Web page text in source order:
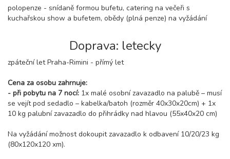
polopenze - snídaně formou bufetu, catering na večeři s
kuchařskou show a bufetem, obědy (plná penze) na vyžádání
Doprava: letecky
zpáteční let Praha-Rimini - přímý let
Cena za osobu zahrnuje:
- při pobytu na 7 nocí: 1x malé osobní zavazadlo na palubě – musí
se vejít pod sedadlo – kabelka/batoh (rozměr 40x30x20cm) + 1x
10 kg palubní zavazadlo do přihrádky nad hlavou (55x40x20 cm)
Na vyžádání možnost dokoupit zavazadlo k odbavení 10/20/23 kg
(80x120x120 xm).